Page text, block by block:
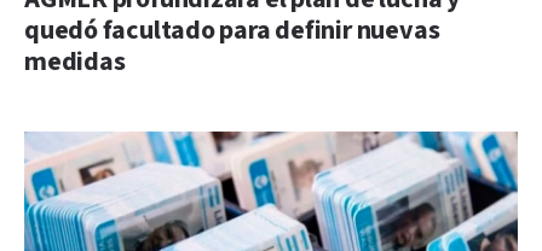
quedó facultado para definir nuevas
medidas